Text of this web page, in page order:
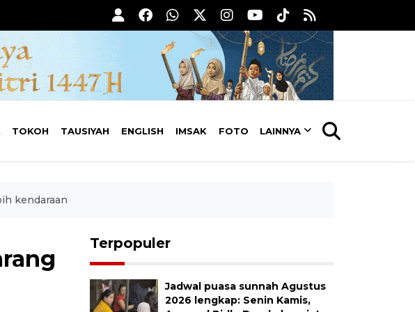
TOKOH TAUSIYAH ENGLISH IMSAK FOTO LAINNYA
kendaraan
Terpopuler
Jadwal puasa sunnah Agustus
2026 lengkap: Senin Kamis,